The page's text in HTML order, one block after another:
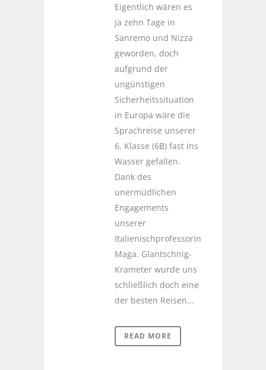
Eigentlich wären es
ja zehn Tage in
Sanremo und Nizza
geworden, doch
aufgrund der
ungünstigen
Sicherheitssituation
in Europa wäre die
Sprachreise unserer
6. Klasse (6B) fast ins
Wasser gefallen.
Dank des
unermüdlichen
Engagements
unserer
Italienischprofessorin
Maga. Glantschnig-
Krameter wurde uns
schließlich doch eine
der besten Reisen...
READ MORE